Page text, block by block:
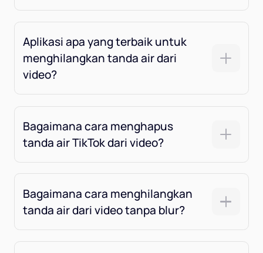
Aplikasi apa yang terbaik untuk
menghilangkan tanda air dari
video?
Bagaimana cara menghapus
tanda air TikTok dari video?
Bagaimana cara menghilangkan
tanda air dari video tanpa blur?